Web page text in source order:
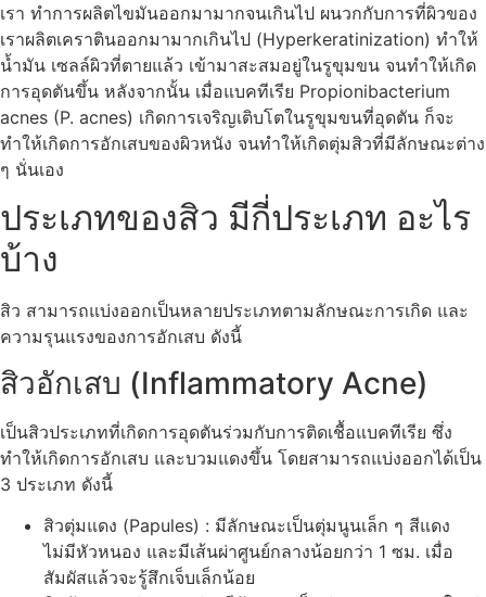
เรา ทำการผลิตไขมันออกมามากจนเกินไป ผนวกกับการที่ผิวของ
เราผลิตเคราตินออกมามากเกินไป (Hyperkeratinization) ทำให้
น้ำมัน เซลล์ผิวที่ตายแล้ว เข้ามาสะสมอยู่ในรูขุมขน จนทำให้เกิด
การอุดตันขึ้น หลังจากนั้น เมื่อแบคทีเรีย Propionibacterium
acnes (P. acnes) เกิดการเจริญเติบโตในรูขุมขนที่อุดตัน ก็จะ
ทำให้เกิดการอักเสบของผิวหนัง จนทำให้เกิดตุ่มสิวที่มีลักษณะต่าง
ๆ นั่นเอง
ประเภทของสิว มีกี่ประเภท อะไร
บ้าง
สิว สามารถแบ่งออกเป็นหลายประเภทตามลักษณะการเกิด และ
ความรุนแรงของการอักเสบ ดังนี้
สิวอักเสบ (Inflammatory Acne)
เป็นสิวประเภทที่เกิดการอุดตันร่วมกับการติดเชื้อแบคทีเรีย ซึ่ง
ทำให้เกิดการอักเสบ และบวมแดงขึ้น โดยสามารถแบ่งออกได้เป็น
3 ประเภท ดังนี้
สิวตุ่มแดง (Papules) : มีลักษณะเป็นตุ่มนูนเล็ก ๆ สีแดง
ไม่มีหัวหนอง และมีเส้นผ่าศูนย์กลางน้อยกว่า 1 ซม. เมื่อ
สัมผัสแล้วจะรู้สึกเจ็บเล็กน้อย